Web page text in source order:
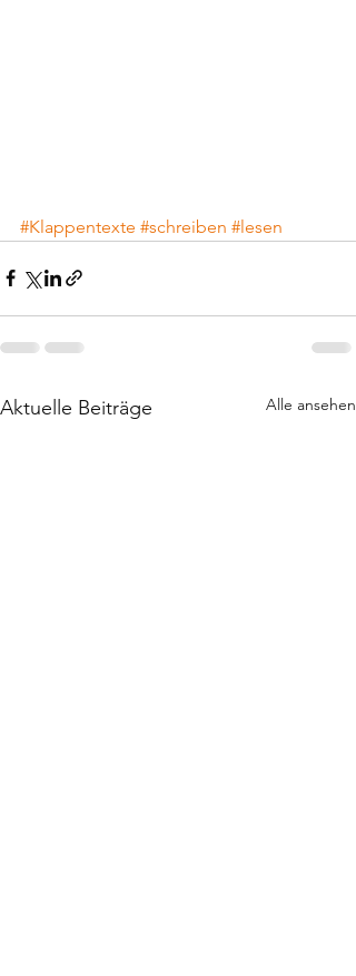
#Klappentexte #schreiben #lesen
Aktuelle Beiträge Alle ansehen